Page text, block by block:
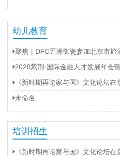
幼儿教育
聚焦｜DFC五洲御瓷参加北京市旅游
2020紫荆·国际金融人才发展年会
《新时期再论家与国》文化论坛在京举
未命名
培训招生
《新时期再论家与国》文化论坛在京举